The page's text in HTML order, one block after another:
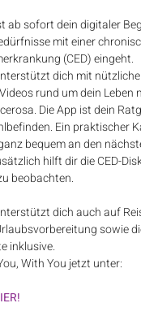
ab sofort dein digitaler
mit einer
(CED) eingeht.
dich mit
rund um dein Leben
Die App ist dein
Ein praktischer
bequem an den
hilft dir die CED-
beobachten.
dich auch auf
sowie
inklusive.
With You jetzt unter: